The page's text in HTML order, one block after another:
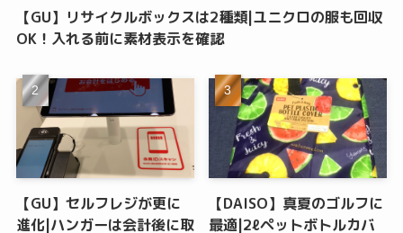
【GU】リサイクルボックスは2種類|ユニクロの服も回収
OK！入れる前に素材表示を確認
【GU】セルフレジが更に
進化|ハンガーは会計後に取
【DAISO】真夏のゴルフに
最適|2ℓペットボトルカバ